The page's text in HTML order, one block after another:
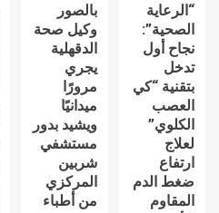
“الرعاية
الصحية”:
نجاح أول
تدخل
بتقنية “كي
العصب
الكلوي”
لعلاج
ارتفاع
ضغط الدم
المقاوم
بالصور
وكيل صحة
الدقهلية
يجري
مرورًا
ميدانيًا
ويشيد بدور
مستشفي
شربين
المركزي
من أطباء